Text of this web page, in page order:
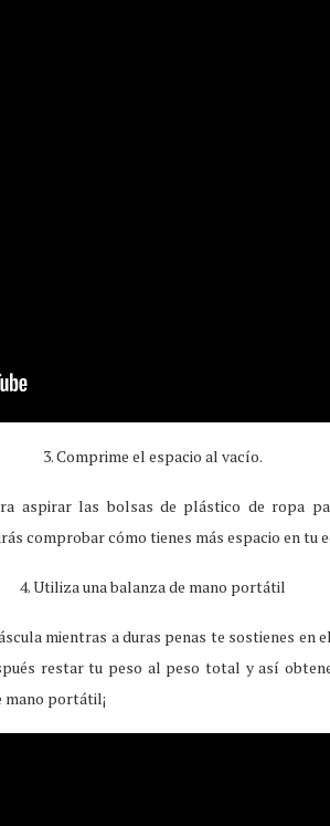
3. Comprime el espacio al vacío.
aspirar las bolsas de plástico de ropa
comprobar cómo tienes más espacio en tu
4.Utiliza una balanza de mano portátil
mientras a duras penas te sostienes en
restar tu peso al peso total y así
mano portátil¡